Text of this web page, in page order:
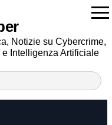
Notizie su Cybercrime,
Intelligenza Artificiale